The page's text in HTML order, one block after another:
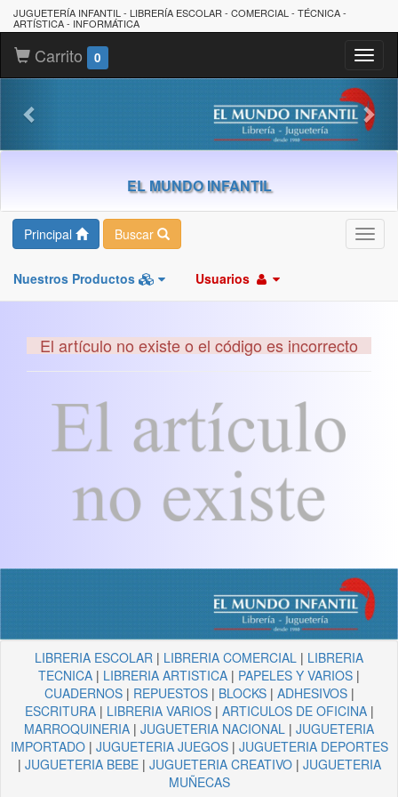
JUGUETERÍA INFANTIL - LIBRERÍA ESCOLAR - COMERCIAL - TÉCNICA -
ARTÍSTICA - INFORMÁTICA
Carrito 0
EL MUNDO INFANTIL
Principal Buscar
Nuestros Productos Usuarios
El artículo no existe o el código es incorrecto
LIBRERIA ESCOLAR | LIBRERIA COMERCIAL | LIBRERIA
TECNICA | LIBRERIA ARTISTICA | PAPELES Y VARIOS |
CUADERNOS| REPUESTOS| BLOCKS| ADHESIVOS|
ESCRITURA| LIBRERIA VARIOS| ARTICULOS DE OFICINA|
MARROQUINERIA | JUGUETERIA NACIONAL | JUGUETERIA
IMPORTADO| JUGUETERIA JUEGOS| JUGUETERIA DEPORTES
| JUGUETERIA BEBE| JUGUETERIA CREATIVO| JUGUETERIA
MUÑECAS